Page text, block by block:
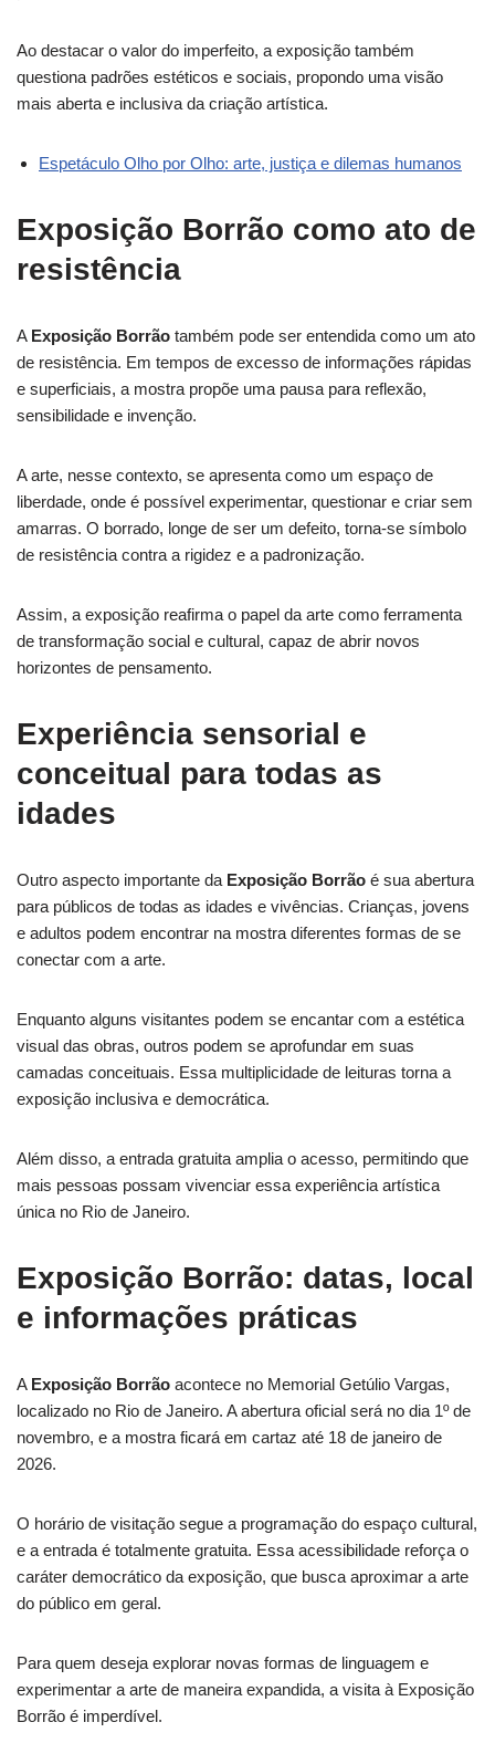
Ao destacar o valor do imperfeito, a exposição também
questiona padrões estéticos e sociais, propondo uma visão
mais aberta e inclusiva da criação artística.
Espetáculo Olho por Olho: arte, justiça e dilemas humanos
Exposição Borrão como ato de
resistência
A Exposição Borrão também pode ser entendida como um ato
de resistência. Em tempos de excesso de informações rápidas
e superficiais, a mostra propõe uma pausa para reflexão,
sensibilidade e invenção.
A arte, nesse contexto, se apresenta como um espaço de
liberdade, onde é possível experimentar, questionar e criar sem
amarras. O borrado, longe de ser um defeito, torna-se símbolo
de resistência contra a rigidez e a padronização.
Assim, a exposição reafirma o papel da arte como ferramenta
de transformação social e cultural, capaz de abrir novos
horizontes de pensamento.
Experiência sensorial e
conceitual para todas as
idades
Outro aspecto importante da Exposição Borrão é sua abertura
para públicos de todas as idades e vivências. Crianças, jovens
e adultos podem encontrar na mostra diferentes formas de se
conectar com a arte.
Enquanto alguns visitantes podem se encantar com a estética
visual das obras, outros podem se aprofundar em suas
camadas conceituais. Essa multiplicidade de leituras torna a
exposição inclusiva e democrática.
Além disso, a entrada gratuita amplia o acesso, permitindo que
mais pessoas possam vivenciar essa experiência artística
única no Rio de Janeiro.
Exposição Borrão: datas, local
e informações práticas
A Exposição Borrão acontece no Memorial Getúlio Vargas,
localizado no Rio de Janeiro. A abertura oficial será no dia 1º de
novembro, e a mostra ficará em cartaz até 18 de janeiro de
2026.
O horário de visitação segue a programação do espaço cultural,
e a entrada é totalmente gratuita. Essa acessibilidade reforça o
caráter democrático da exposição, que busca aproximar a arte
do público em geral.
Para quem deseja explorar novas formas de linguagem e
experimentar a arte de maneira expandida, a visita à Exposição
Borrão é imperdível.